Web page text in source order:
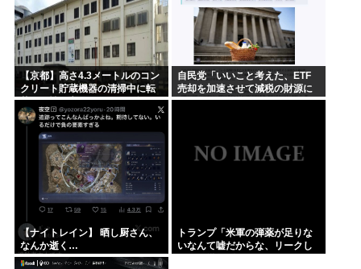
【京都】高さ4.3メートルのコン
クリート貯蔵機器の清掃中に転
落し男性死亡、伏見区の工場
自民党「いいこと考えた、ETF
売却を加速させて減税の財源に
しよう」
【ナイトレイン】 晒し厨さん、
なんか逝く…
トランプ「米軍の弾薬が足りな
いなんて嘘だからな、リークし